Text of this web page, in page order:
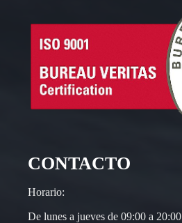
CONTACTO
Horario:
De lunes a jueves de 09:00 a 20:00